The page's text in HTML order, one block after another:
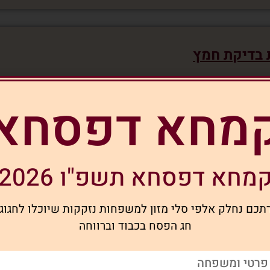
בדיקת חמץ
קִדְּשָׁנוּ בְּמִצְוֹתָיו וְצִוָּנוּ עַל בִּיעוּר חָמֵץ
את הבדיקה, אומרים:
דְלָא חֲמִתֵּיהּ, וּדְלָא בִעַרְתֵּיהּ, וּדְלָא יְדַעְנָא
הֶפְקֵר כְּעַפְרָא דְאַרְעָא"
לעברית:
ראיתיו, ושלא ביערתיו ושלא
קמחא דפסחא תשפ"ו 2026
נחלק אלפי סלי מזון למשפחות נזקקות שיוכלו
חג הפסח בכבוד וברווחה